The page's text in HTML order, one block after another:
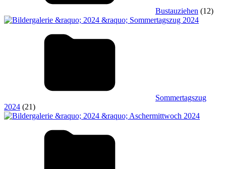
Bustauziehen (12)
Sommertagszug
2024 (21)